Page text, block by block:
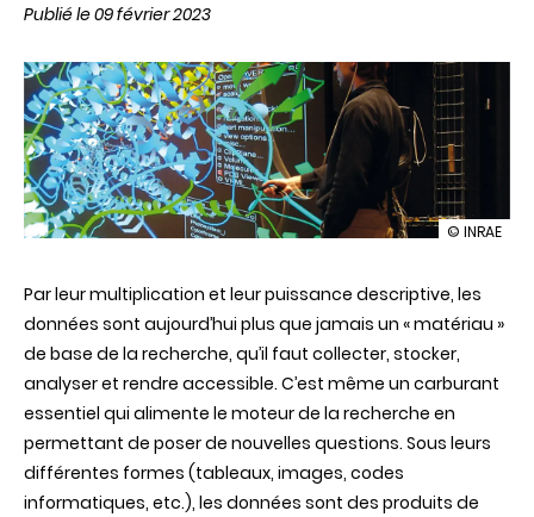
Publié le 09 février 2023
illustration
partager
les
données
moteur
de
la
recherche
© INRAE
Par leur multiplication et leur puissance descriptive, les
données sont aujourd’hui plus que jamais un « matériau »
de base de la recherche, qu’il faut collecter, stocker,
analyser et rendre accessible. C’est même un carburant
essentiel qui alimente le moteur de la recherche en
permettant de poser de nouvelles questions. Sous leurs
différentes formes (tableaux, images, codes
informatiques, etc.), les données sont des produits de